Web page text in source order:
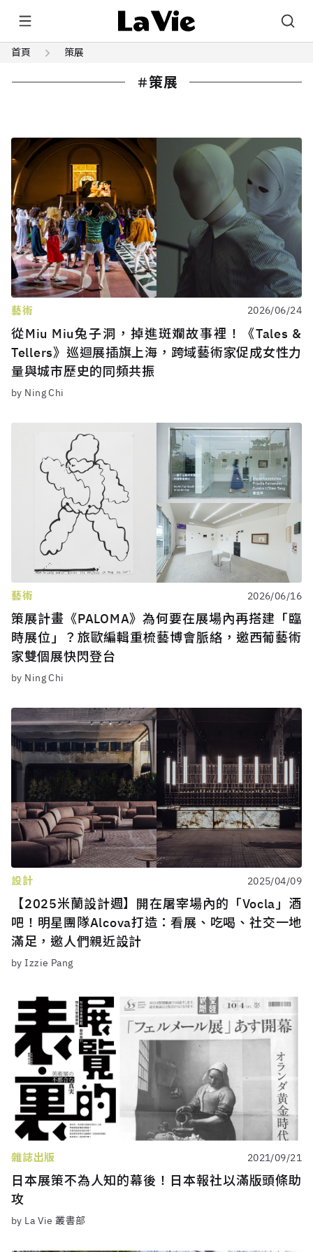
首頁 策展
策展
藝術 2026/06/24
從Miu Miu兔子洞，掉進斑斕故事裡！《Tales &
Tellers》巡迴展插旗上海，跨域藝術家促成女性力
量與城市歷史的同頻共振
by Ning Chi
藝術 2026/06/16
策展計畫《PALOMA》為何要在展場內再搭建「臨
時展位」？旅歐編輯重梳藝博會脈絡，邀西葡藝術
家雙個展快閃登台
by Ning Chi
設計 2025/04/09
【2025米蘭設計週】開在屠宰場內的「Vocla」酒
吧！明星團隊Alcova打造：看展、吃喝、社交一地
滿足，邀人們親近設計
by Izzie Pang
雜誌出版 2021/09/21
日本展策不為人知的幕後！日本報社以滿版頭條助
攻
by La Vie 叢書部